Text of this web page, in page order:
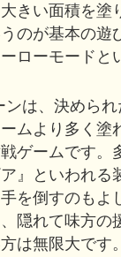
きい面積を塗
のが基本の遊
ローモードと
ンは、決めら
ムより多く塗
ゲームです。
ア』といわれる
を倒すのもよ
隠れて味方の
は無限大です